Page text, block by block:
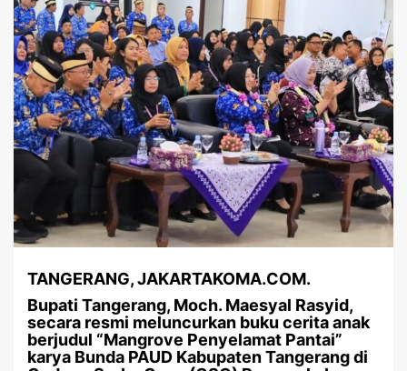
TANGERANG, JAKARTAKOMA.COM.
Bupati Tangerang, Moch. Maesyal Rasyid,
secara resmi meluncurkan buku cerita anak
berjudul “Mangrove Penyelamat Pantai”
karya Bunda PAUD Kabupaten Tangerang di